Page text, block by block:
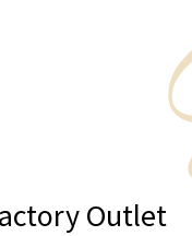
Outlet